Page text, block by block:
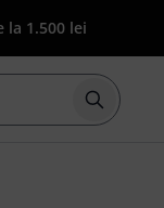
1.500 lei
Începeți